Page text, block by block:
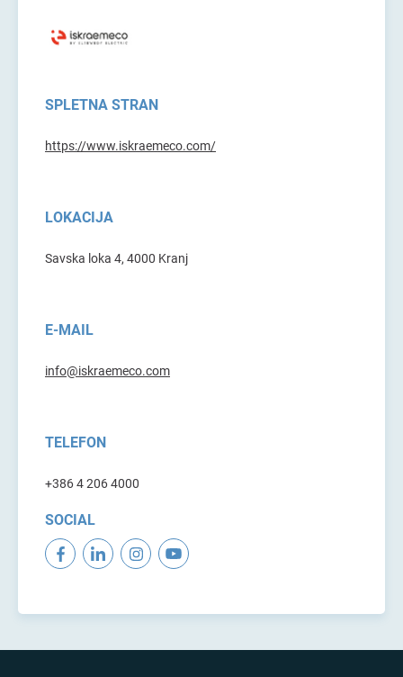
SPLETNA STRAN
https://www.iskraemeco.com/
LOKACIJA
Savska loka 4, 4000 Kranj
E-MAIL
info@iskraemeco.com
TELEFON
+386 4 206 4000
SOCIAL